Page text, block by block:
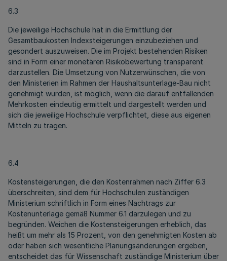
6.3
Die jeweilige Hochschule hat in die Ermittlung der
Gesamtbaukosten Indexsteigerungen einzubeziehen und
gesondert auszuweisen. Die im Projekt bestehenden Risiken
sind in Form einer monetären Risikobewertung transparent
darzustellen. Die Umsetzung von Nutzerwünschen, die von
den Ministerien im Rahmen der Haushaltsunterlage-Bau nicht
genehmigt wurden, ist möglich, wenn die darauf entfallenden
Mehrkosten eindeutig ermittelt und dargestellt werden und
sich die jeweilige Hochschule verpflichtet, diese aus eigenen
Mitteln zu tragen.
6.4
Kostensteigerungen, die den Kostenrahmen nach Ziffer 6.3
überschreiten, sind dem für Hochschulen zuständigen
Ministerium schriftlich in Form eines Nachtrags zur
Kostenunterlage gemäß Nummer 6.1 darzulegen und zu
begründen. Weichen die Kostensteigerungen erheblich, das
heißt um mehr als 15 Prozent, von den genehmigten Kosten ab
oder haben sich wesentliche Planungsänderungen ergeben,
entscheidet das für Wissenschaft zuständige Ministerium über